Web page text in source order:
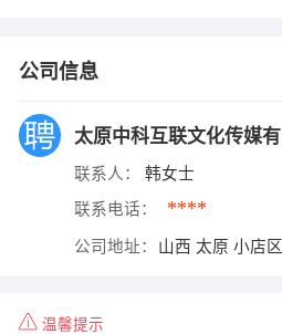
公司信息
太原中科互联文化传媒
联系人： 韩女士
联系电话： ****
公司地址： 山西 太原 小店
温馨提示